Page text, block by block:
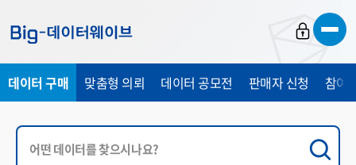
가
가
가
데이터 구매 맞춤형 의뢰 데이터 공모전 판매자 신청 참여